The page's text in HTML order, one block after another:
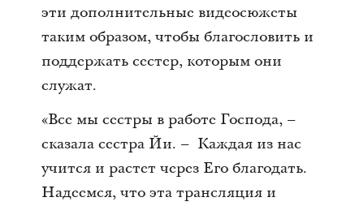
эти дополнительные видеосюжеты
таким образом, чтобы благословить и
поддержать сестер, которым они
служат.
«Все мы сестры в работе Господа, –
сказала сестра Йи. – Каждая из нас
учится и растет через Его благодать.
Надеемся, что эта трансляция и